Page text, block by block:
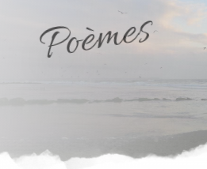
Poèmes